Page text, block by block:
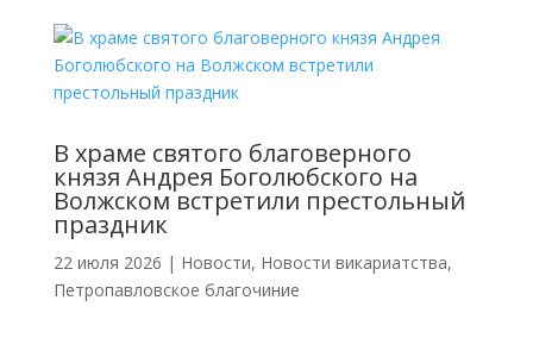
В храме святого благоверного
князя Андрея Боголюбского на
Волжском встретили престольный
праздник
22 июля 2026 | Новости, Новости викариатства,
Петропавловское благочиние